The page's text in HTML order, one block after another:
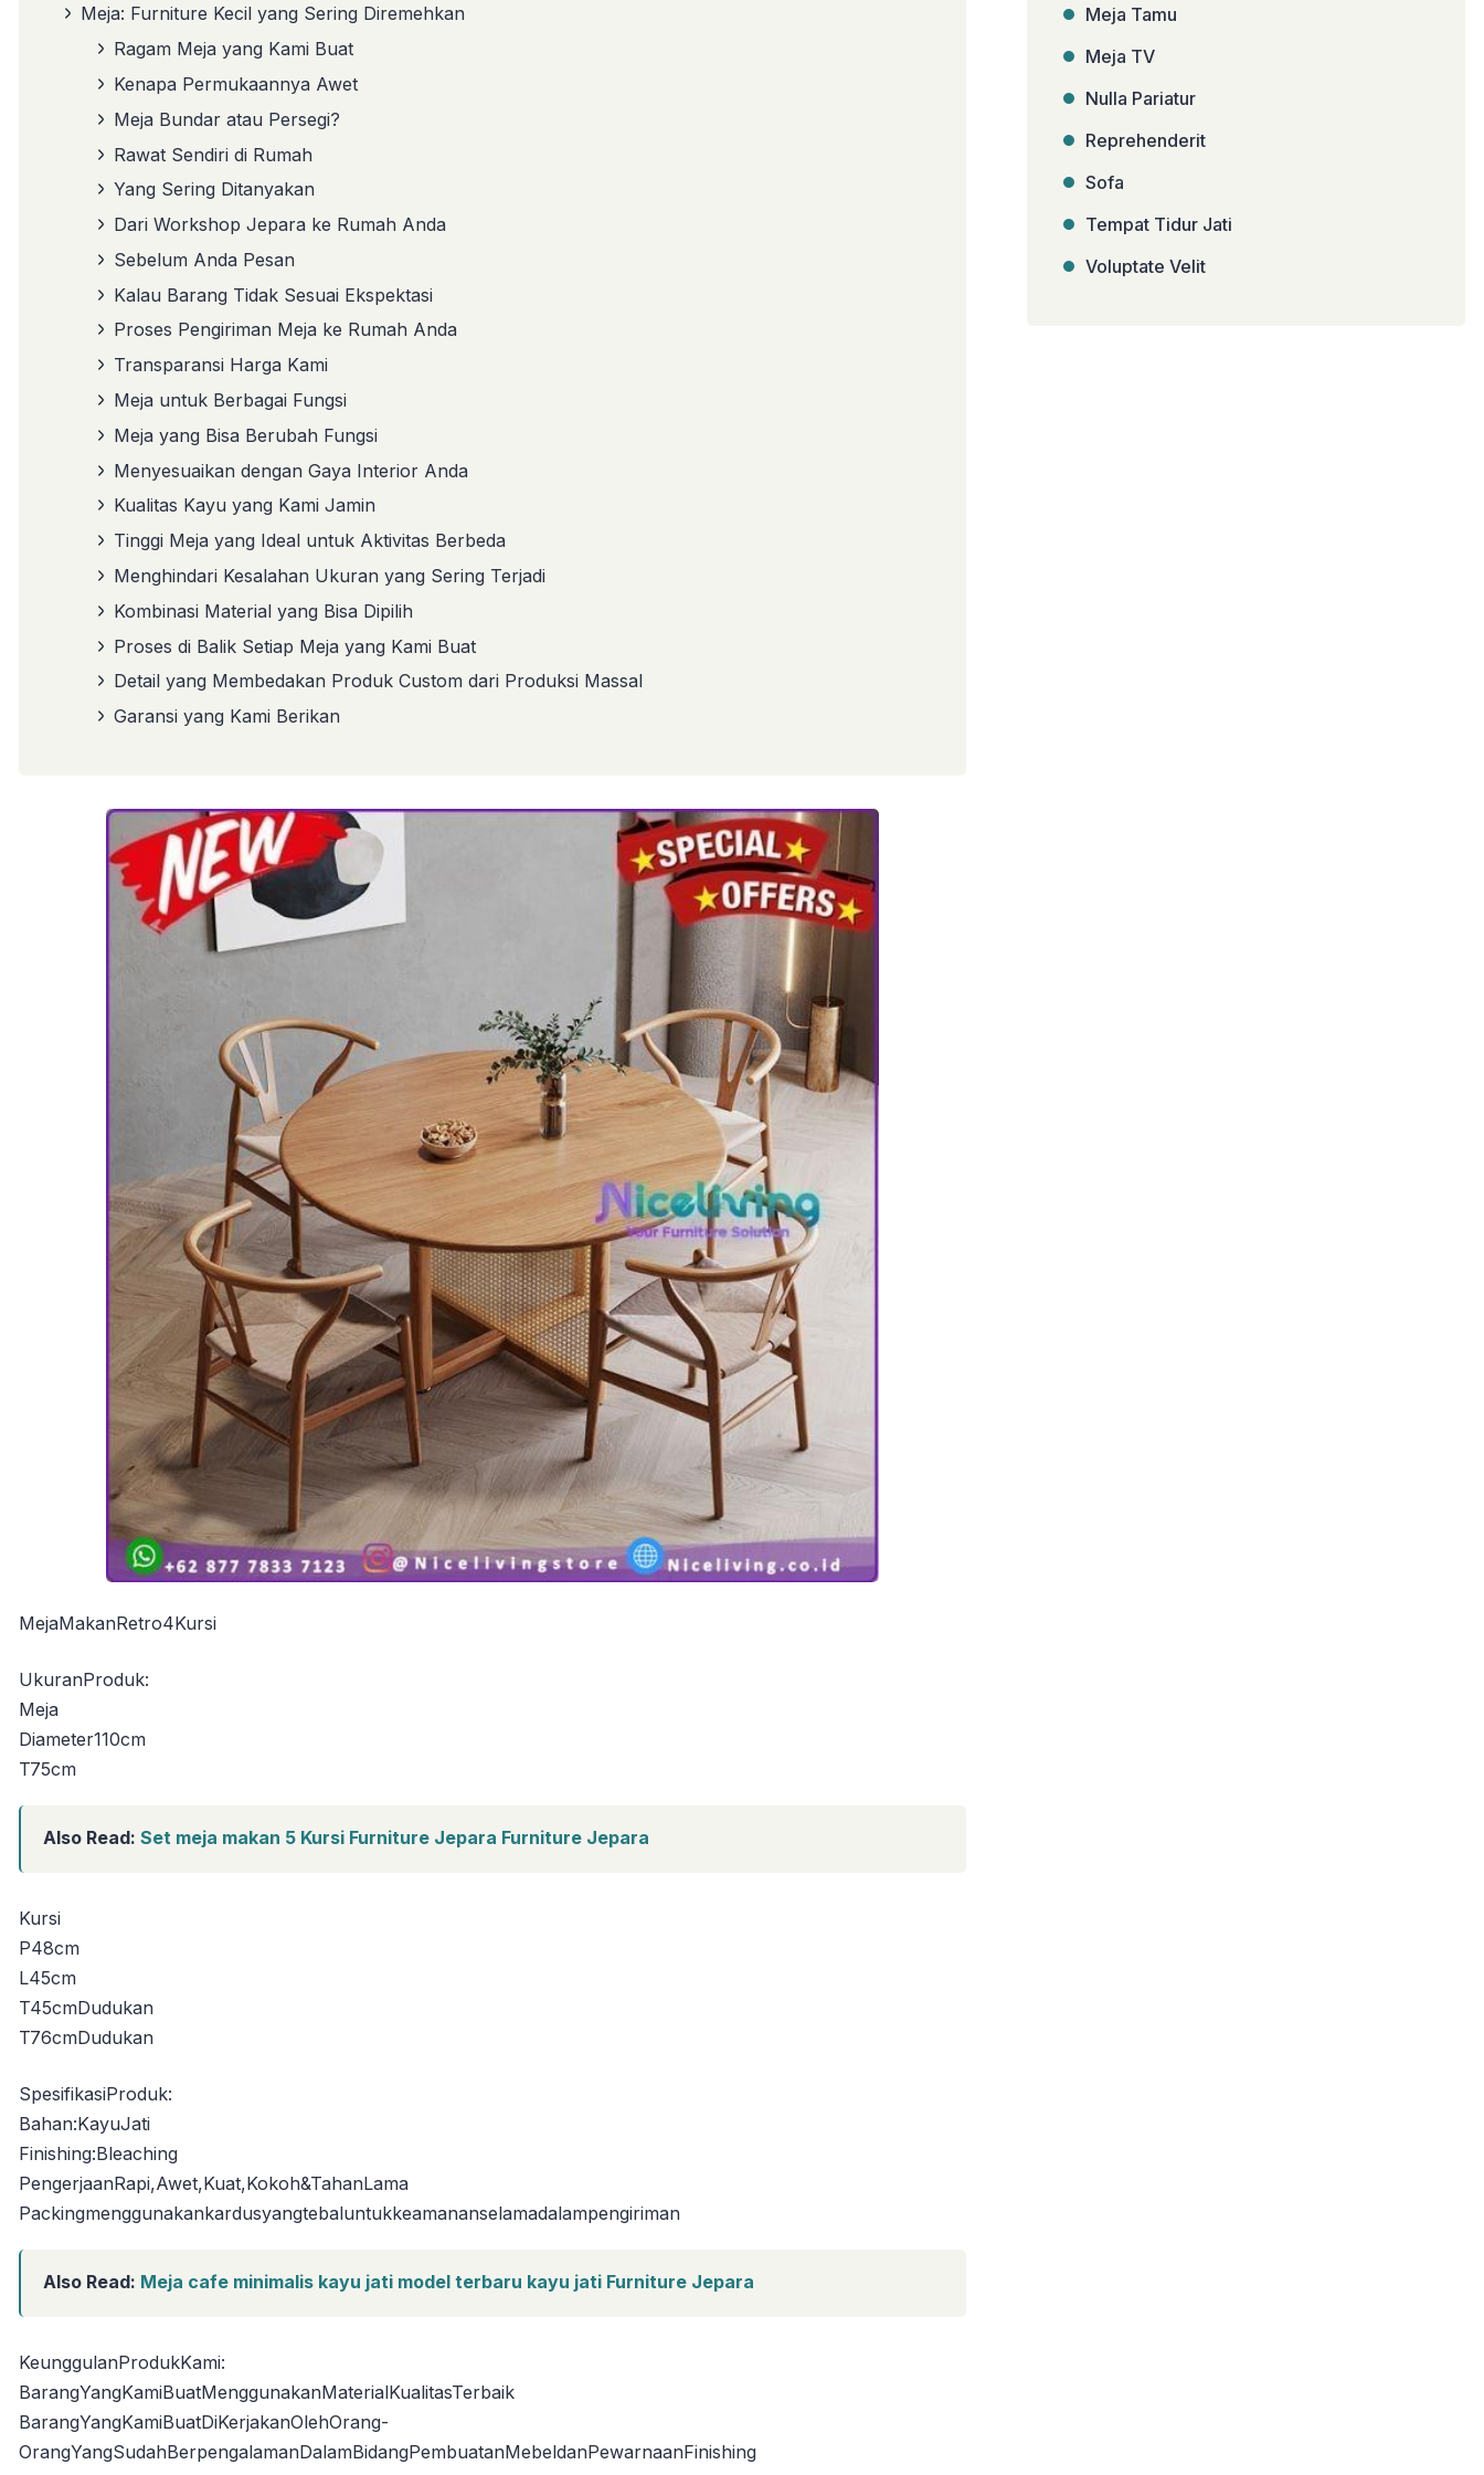
Meja: Furniture Kecil yang Sering Diremehkan
Ragam Meja yang Kami Buat
Kenapa Permukaannya Awet
Meja Bundar atau Persegi?
Rawat Sendiri di Rumah
Yang Sering Ditanyakan
Dari Workshop Jepara ke Rumah Anda
Sebelum Anda Pesan
Kalau Barang Tidak Sesuai Ekspektasi
Proses Pengiriman Meja ke Rumah Anda
Transparansi Harga Kami
Meja untuk Berbagai Fungsi
Meja yang Bisa Berubah Fungsi
Menyesuaikan dengan Gaya Interior Anda
Kualitas Kayu yang Kami Jamin
Tinggi Meja yang Ideal untuk Aktivitas Berbeda
Menghindari Kesalahan Ukuran yang Sering Terjadi
Kombinasi Material yang Bisa Dipilih
Proses di Balik Setiap Meja yang Kami Buat
Detail yang Membedakan Produk Custom dari Produksi Massal
Garansi yang Kami Berikan
MejaMakanRetro4Kursi
UkuranProduk:
Meja
Diameter110cm
T75cm
Also Read: Set meja makan 5 Kursi Furniture Jepara Furniture Jepara
Kursi
P48cm
L45cm
T45cmDudukan
T76cmDudukan
SpesifikasiProduk:
Bahan:KayuJati
Finishing:Bleaching
PengerjaanRapi,Awet,Kuat,Kokoh&TahanLama
Packingmenggunakankardusyangtebaluntukkeamananselamadalampengiriman
Also Read: Meja cafe minimalis kayu jati model terbaru kayu jati Furniture Jepara
KeunggulanProdukKami:
BarangYangKamiBuatMenggunakanMaterialKualitasTerbaik
BarangYangKamiBuatDiKerjakanOlehOrang-
OrangYangSudahBerpengalamanDalamBidangPembuatanMebeldanPewarnaanFinishing
Meja Tamu
Meja TV
Nulla Pariatur
Reprehenderit
Sofa
Tempat Tidur Jati
Voluptate Velit